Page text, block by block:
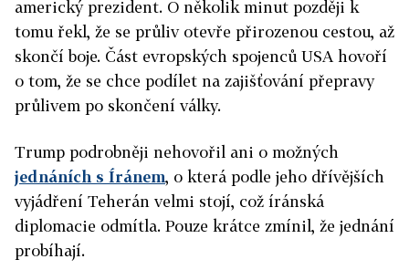
americký prezident. O několik minut později k
tomu řekl, že se průliv otevře přirozenou cestou, až
skončí boje. Část evropských spojenců USA hovoří
o tom, že se chce podílet na zajišťování přepravy
průlivem po skončení války.
Trump podrobněji nehovořil ani o možných
jednáních s Íránem, o která podle jeho dřívějších
vyjádření Teherán velmi stojí, což íránská
diplomacie odmítla. Pouze krátce zmínil, že jednání
probíhají.